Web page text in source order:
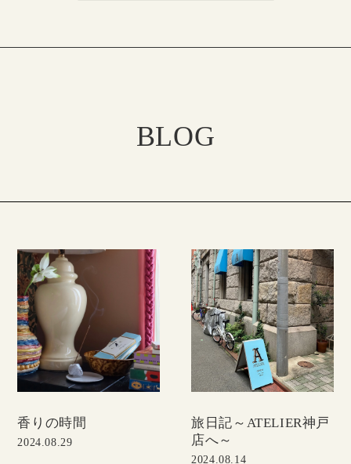
BLOG
香りの時間
2024.08.29
旅日記～ATELIER神戸
店へ～
2024.08.14